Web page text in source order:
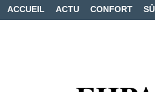
ACCUEIL ACTU CONFORT